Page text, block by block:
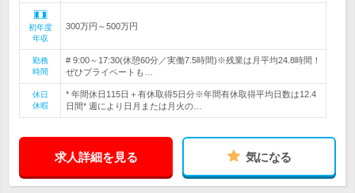
初年度
年収
300万円～500万円
勤務
時間
# 9:00～17:30(休憩60分／実働7.5時間)※残業は月平均24.8時間！
ぜひプライベートも…
休日
休暇
* 年間休日115日＋有休取得5日分※年間有休取得平均日数は12.4
日間* 週により日月または月火の…
求人詳細を見る 気になる